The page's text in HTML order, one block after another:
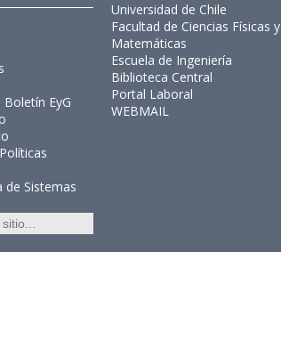
EyG
de Sistemas
Universidad de Chile
Facultad de Ciencias Físicas y
Matemáticas
Escuela de Ingeniería
Biblioteca Central
Portal Laboral
WEBMAIL